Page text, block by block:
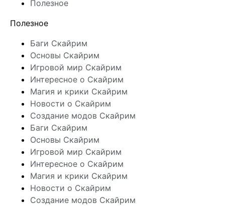
Полезное
Полезное
Баги Скайрим
Основы Скайрим
Игровой мир Скайрим
Интересное о Скайрим
Магия и крики Скайрим
Новости о Скайрим
Создание модов Скайрим
Баги Скайрим
Основы Скайрим
Игровой мир Скайрим
Интересное о Скайрим
Магия и крики Скайрим
Новости о Скайрим
Создание модов Скайрим